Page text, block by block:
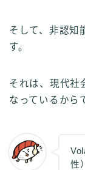
そして、非認知
す。
それは、現代社
なっているから
性